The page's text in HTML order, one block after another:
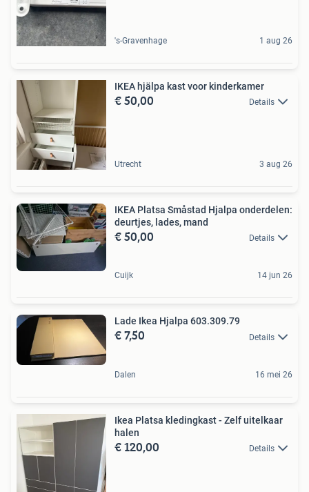
's-Gravenhage 1 aug 26
IKEA hjälpa kast voor kinderkamer
€ 50,00 Details
Utrecht 3 aug 26
IKEA Platsa Småstad Hjalpa onderdelen:
deurtjes, lades, mand
€ 50,00 Details
Cuijk 14 jun 26
Lade Ikea Hjalpa 603.309.79
€ 7,50 Details
Dalen 16 mei 26
Ikea Platsa kledingkast - Zelf uitelkaar
halen
€ 120,00 Details